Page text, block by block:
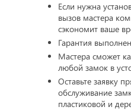
Если нужна
вызов мастера
сэкономит ваше
Гарантия
Мастера сможет
любой замок в
Оставьте заявку
обслуживание
пластиковой и